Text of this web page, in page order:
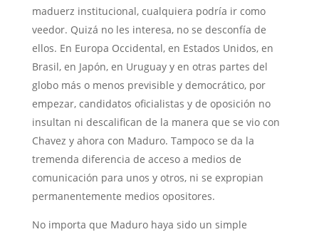
maduerz institucional, cualquiera podría ir como
veedor. Quizá no les interesa, no se desconfía de
ellos. En Europa Occidental, en Estados Unidos, en
Brasil, en Japón, en Uruguay y en otras partes del
globo más o menos previsible y democrático, por
empezar, candidatos oficialistas y de oposición no
insultan ni descalifican de la manera que se vio con
Chavez y ahora con Maduro. Tampoco se da la
tremenda diferencia de acceso a medios de
comunicación para unos y otros, ni se expropian
permanentemente medios opositores.
No importa que Maduro haya sido un simple